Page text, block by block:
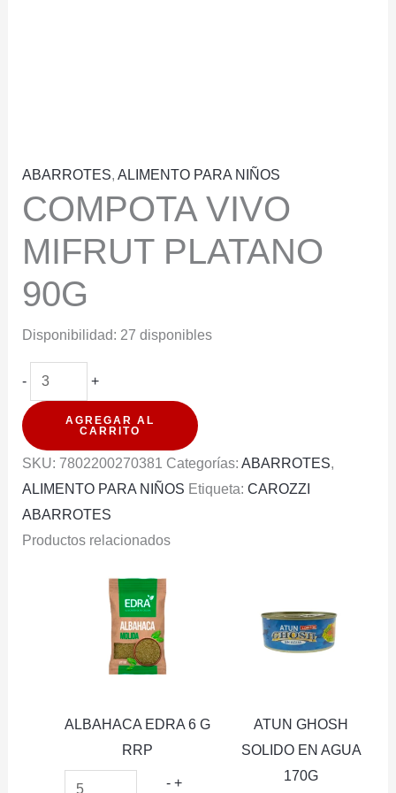
ABARROTES, ALIMENTO PARA NIÑOS
COMPOTA VIVO
MIFRUT PLATANO
90G
Disponibilidad: 27 disponibles
-
COMPOTA
VIVO
MIFRUT
PLATANO
+
AGREGAR AL
CARRITO
SKU: 7802200270381 Categorías: ABARROTES,
ALIMENTO PARA NIÑOS Etiqueta: CAROZZI
ABARROTES
Productos relacionados
ALBAHACA EDRA 6 G
RRP
- ALBAHACA
+
ATUN GHOSH
SOLIDO EN AGUA
170G